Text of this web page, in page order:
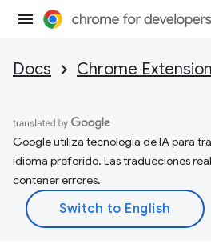
Docs Chrome
Google utiliza tecnología de IA para
idioma preferido. Las traducciones
contener errores.